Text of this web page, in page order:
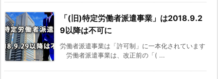
「(旧)特定労働者派遣事業」は2018.9.2
9以降は不可に
労働者派遣事業は「許可制」に一本化されています
労働者派遣事業は、改正前の「( ...